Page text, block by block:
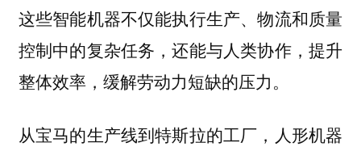
这些智能机器不仅能执行生产、物流和质量
控制中的复杂任务，还能与人类协作，提升
整体效率，缓解劳动力短缺的压力。
从宝马的生产线到特斯拉的工厂，人形机器